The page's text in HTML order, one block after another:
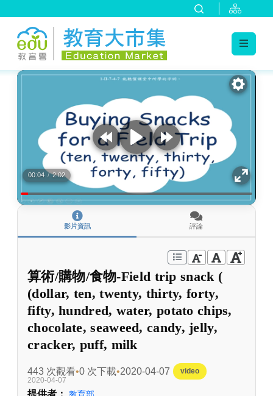
:::
00:04 / 2:02
影片資訊 評論
算術/購物/食物-Field trip snack (
(dollar, ten, twenty, thirty, forty,
fifty, hundred, water, potato chips,
chocolate, seaweed, candy, jelly,
cracker, puff, milk
443 次觀看 0 次下載 2020-04-07
video
2020-04-07
提供者： 教育部